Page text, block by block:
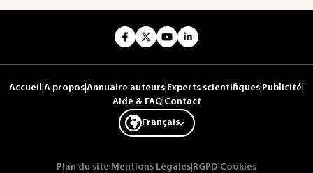
Accueil A propos Annuaire auteurs Experts scientifiques Publicité
Aide & FAQ| Contact
Français
Plan du site Mentions Légales RGPD Cookies